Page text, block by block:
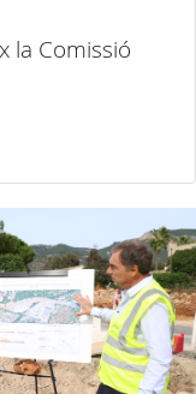
la Comissió